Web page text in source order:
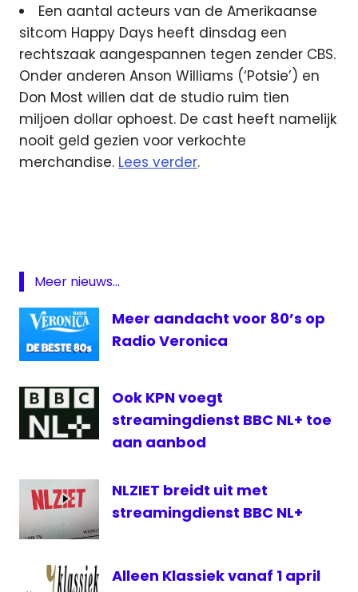
Een aantal acteurs van de Amerikaanse
sitcom Happy Days heeft dinsdag een
rechtszaak aangespannen tegen zender CBS.
Onder anderen Anson Williams (‘Potsie’) en
Don Most willen dat de studio ruim tien
miljoen dollar ophoest. De cast heeft namelijk
nooit geld gezien voor verkochte
merchandise. Lees verder.
RTV
Telefilm
Vught
Meer nieuws...
Meer aandacht voor 80’s op
Radio Veronica
Ook KPN voegt
streamingdienst BBC NL+ toe
aan aanbod
NLZIET breidt uit met
streamingdienst BBC NL+
Alleen Klassiek vanaf 1 april